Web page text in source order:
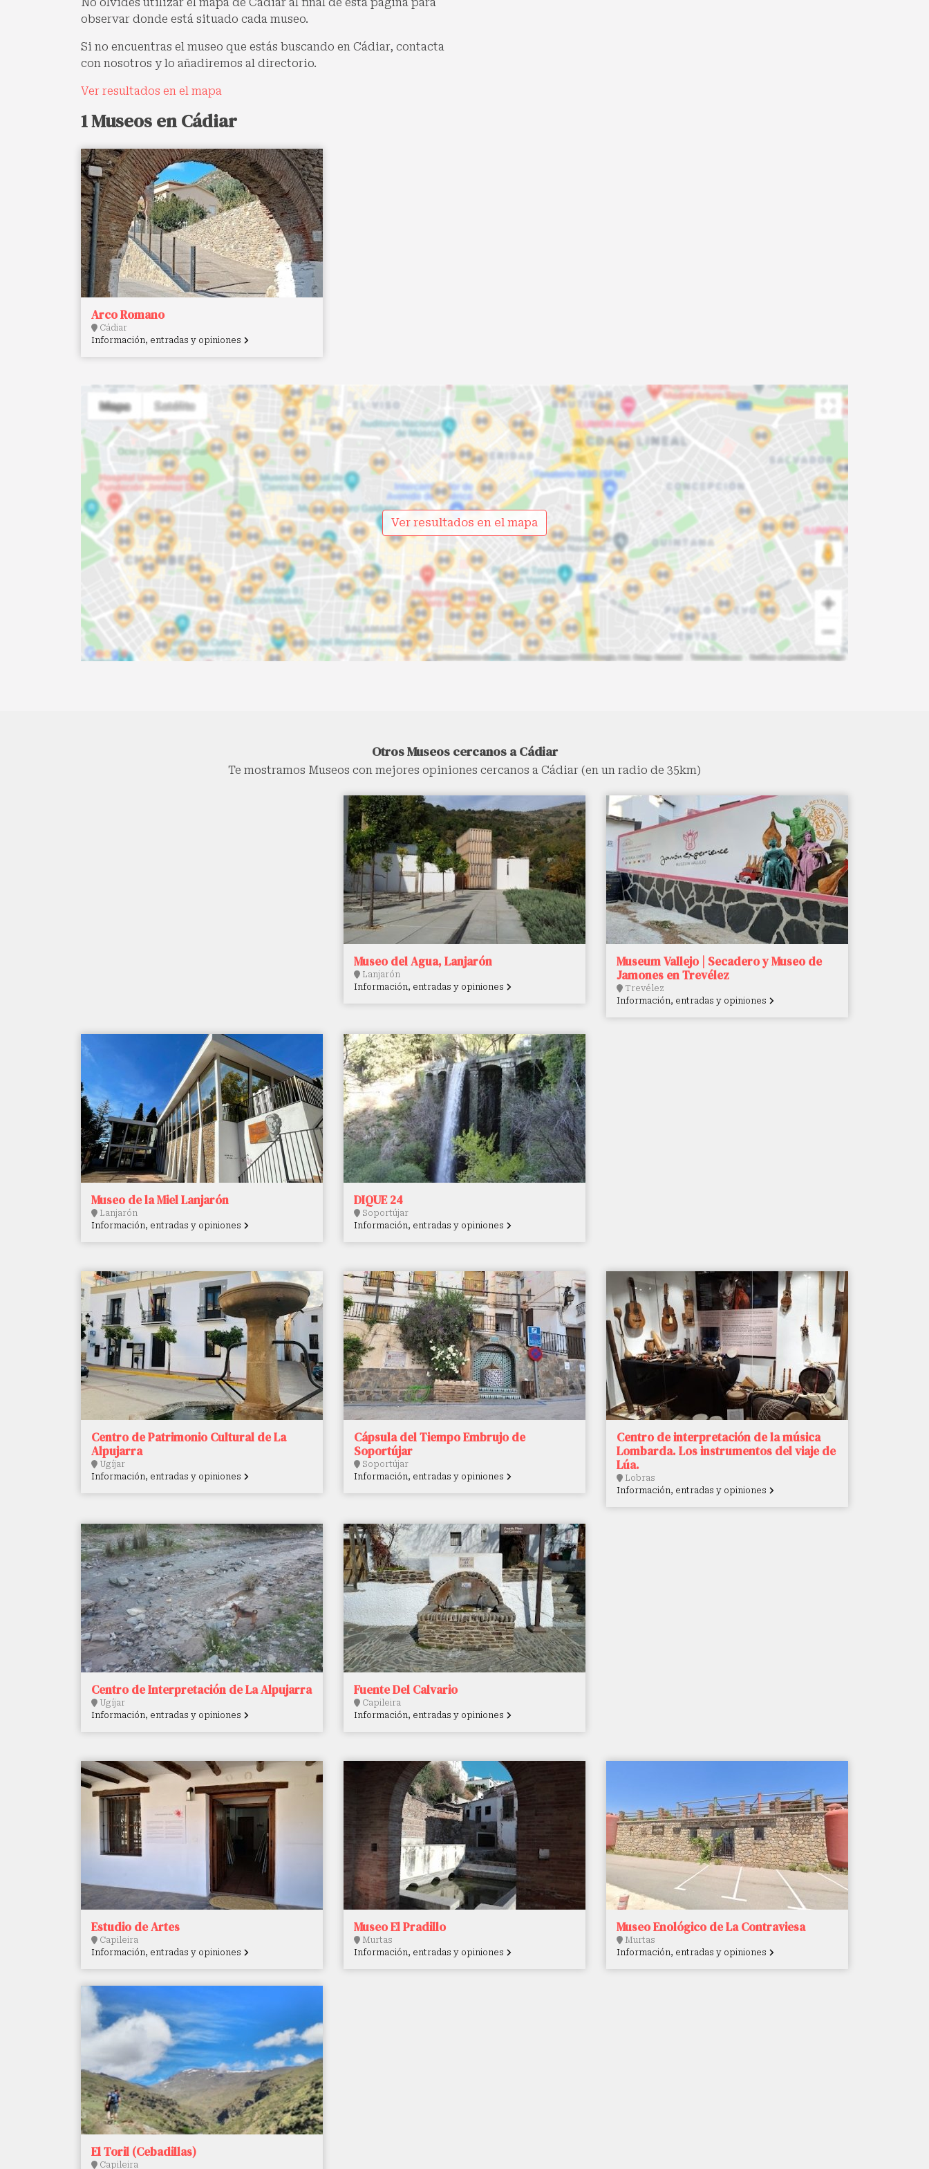
observar donde está situado cada museo.
Si no encuentras el museo que estás buscando en Cádiar, contacta
con nosotros y lo añadiremos al directorio.
Ver resultados en el mapa
1 Museos en Cádiar
Arco Romano
Cádiar
Información, entradas y opiniones
Ver resultados en el mapa
Otros Museos cercanos a Cádiar
Te mostramos Museos con mejores opiniones cercanos a Cádiar (en un radio de 35km)
Museo del Agua, Lanjarón
Lanjarón
Información, entradas y opiniones
Museum Vallejo | Secadero y Museo de
Jamones en Trevélez
Trevélez
Información, entradas y opiniones
Museo de la Miel Lanjarón
Lanjarón
Información, entradas y opiniones
DIQUE 24
Soportújar
Información, entradas y opiniones
Centro de Patrimonio Cultural de La
Alpujarra
Ugíjar
Información, entradas y opiniones
Cápsula del Tiempo Embrujo de
Soportújar
Soportújar
Información, entradas y opiniones
Centro de interpretación de la música
Lombarda. Los instrumentos del viaje de
Lúa.
Lobras
Información, entradas y opiniones
Centro de Interpretación de La Alpujarra
Ugíjar
Información, entradas y opiniones
Fuente Del Calvario
Capileira
Información, entradas y opiniones
Estudio de Artes
Capileira
Información, entradas y opiniones
Museo El Pradillo
Murtas
Información, entradas y opiniones
Museo Enológico de La Contraviesa
Murtas
Información, entradas y opiniones
El Toril (Cebadillas)
Capileira